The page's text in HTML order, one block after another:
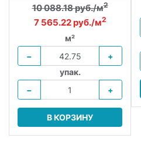
10 088.18 руб./м2
7 565.22 руб./м2
м²
−
+
упак.
−
+
В КОРЗИНУ